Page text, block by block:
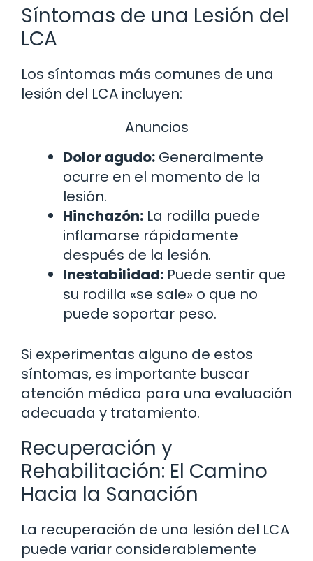
Síntomas de una Lesión del
LCA
Los síntomas más comunes de una
lesión del LCA incluyen:
Anuncios
Dolor agudo: Generalmente
ocurre en el momento de la
lesión.
Hinchazón: La rodilla puede
inflamarse rápidamente
después de la lesión.
Inestabilidad: Puede sentir que
su rodilla «se sale» o que no
puede soportar peso.
Si experimentas alguno de estos
síntomas, es importante buscar
atención médica para una evaluación
adecuada y tratamiento.
Recuperación y
Rehabilitación: El Camino
Hacia la Sanación
La recuperación de una lesión del LCA
puede variar considerablemente